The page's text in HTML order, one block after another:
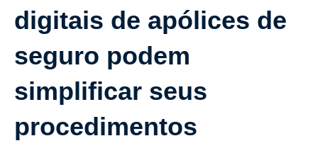
digitais de apólices de
seguro podem
simplificar seus
procedimentos